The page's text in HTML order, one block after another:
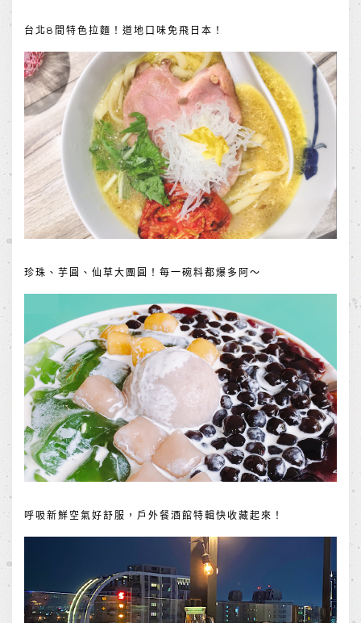
台北8間特色拉麵！道地口味免飛日本！
珍珠、芋圓、仙草大團圓！每一碗料都爆多阿～
呼吸新鮮空氣好舒服，戶外餐酒館特輯快收藏起來！